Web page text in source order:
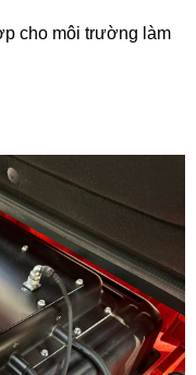
cho môi trường làm